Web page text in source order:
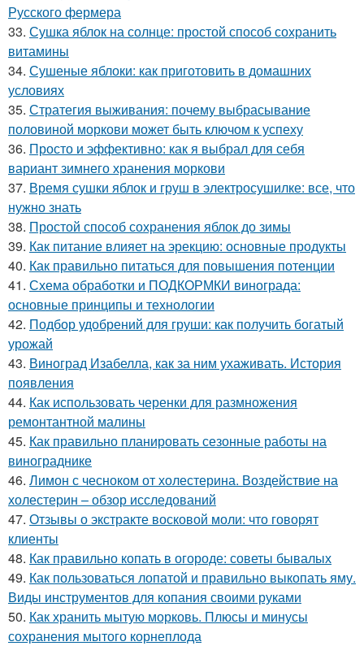
Русского фермера
33. Сушка яблок на солнце: простой способ сохранить
витамины
34. Сушеные яблоки: как приготовить в домашних
условиях
35. Стратегия выживания: почему выбрасывание
половиной моркови может быть ключом к успеху
36. Просто и эффективно: как я выбрал для себя
вариант зимнего хранения моркови
37. Время сушки яблок и груш в электросушилке: все, что
нужно знать
38. Простой способ сохранения яблок до зимы
39. Как питание влияет на эрекцию: основные продукты
40. Как правильно питаться для повышения потенции
41. Схема обработки и ПОДКОРМКИ винограда:
основные принципы и технологии
42. Подбор удобрений для груши: как получить богатый
урожай
43. Виноград Изабелла, как за ним ухаживать. История
появления
44. Как использовать черенки для размножения
ремонтантной малины
45. Как правильно планировать сезонные работы на
винограднике
46. Лимон с чесноком от холестерина. Воздействие на
холестерин – обзор исследований
47. Отзывы о экстракте восковой моли: что говорят
клиенты
48. Как правильно копать в огороде: советы бывалых
49. Как пользоваться лопатой и правильно выкопать яму.
Виды инструментов для копания своими руками
50. Как хранить мытую морковь. Плюсы и минусы
сохранения мытого корнеплода